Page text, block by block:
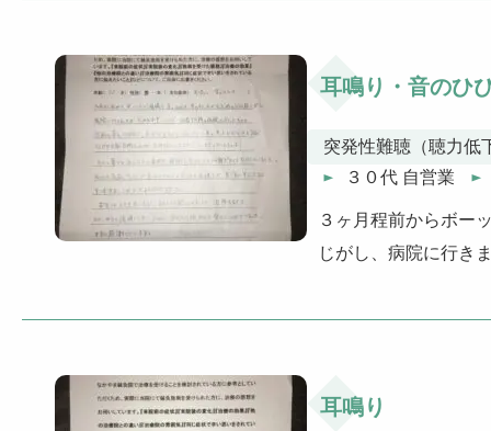
耳鳴り・音のひ
突発性難聴（聴力低
３０代 自営業
３ヶ月程前からボー
じがし、病院に行き
耳鳴り